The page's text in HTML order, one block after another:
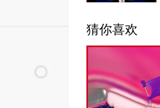
猜你喜欢